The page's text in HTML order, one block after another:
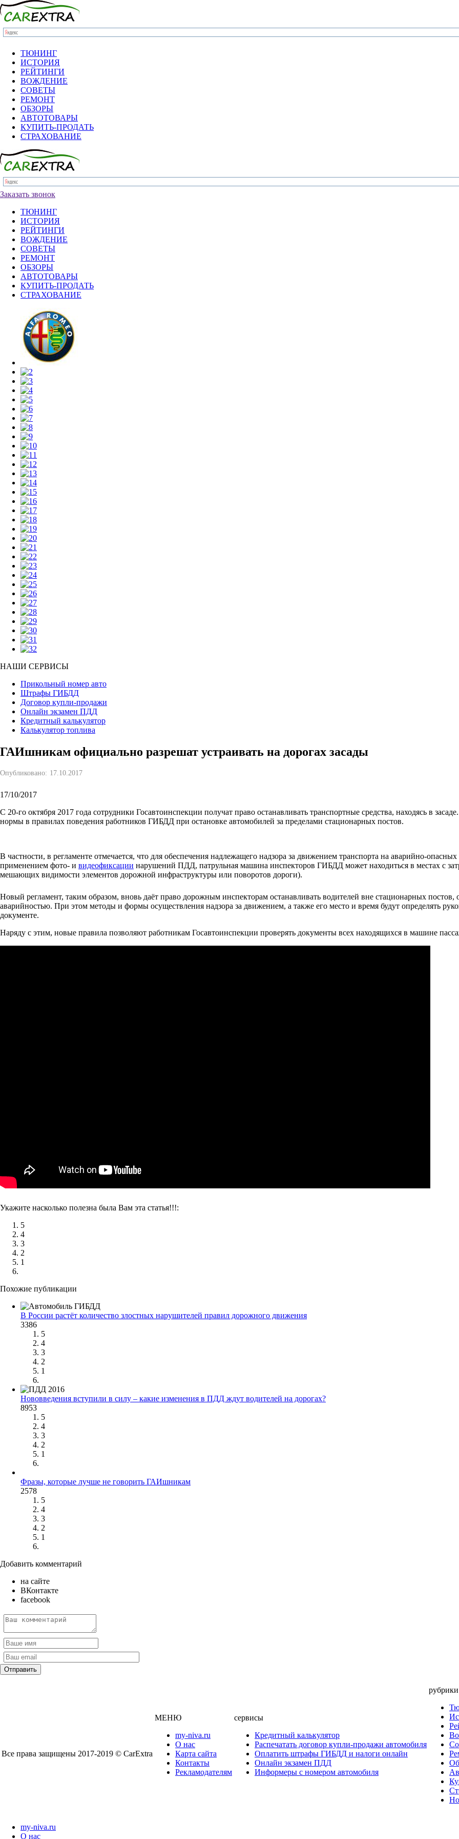
ТЮНИНГ
ИСТОРИЯ
РЕЙТИНГИ
ВОЖДЕНИЕ
СОВЕТЫ
РЕМОНТ
ОБЗОРЫ
АВТОТОВАРЫ
КУПИТЬ-ПРОДАТЬ
СТРАХОВАНИЕ
Заказать звонок
ТЮНИНГ
ИСТОРИЯ
РЕЙТИНГИ
ВОЖДЕНИЕ
СОВЕТЫ
РЕМОНТ
ОБЗОРЫ
АВТОТОВАРЫ
КУПИТЬ-ПРОДАТЬ
СТРАХОВАНИЕ
НАШИ СЕРВИСЫ
Прикольный номер авто
Штрафы ГИБДД
Договор купли-продажи
Онлайн экзамен ПДД
Кредитный калькулятор
Калькулятор топлива
ГАИшникам официально разрешат устраивать на дорогах засады
Опубликовано: 17.10.2017
17/10/2017
С 20-го октября 2017 года сотрудники Госавтоинспекции получат право останавливать транспортные средства, находясь в
нормы в правилах поведения работников ГИБДД при остановке автомобилей за пределами стационарных постов.
В частности, в регламенте отмечается, что для обеспечения надлежащего надзора за движением транспорта на аварийно-
применением фото- и видеофиксации нарушений ПДД, патрульная машина инспекторов ГИБДД может находиться в местах с
мешающих видимости элементов дорожной инфраструктуры или поворотов дороги).
Новый регламент, таким образом, вновь даёт право дорожным инспекторам останавливать водителей вне стационарных постов,
аварийностью. При этом методы и формы осуществления надзора за движением, а также его место и время будут определять
документе.
Наряду с этим, новые правила позволяют работникам Госавтоинспекции проверять документы всех находящихся в машине
Укажите насколько полезна была Вам эта статья!!!:
5
4
3
2
1
Похожие публикации
В России растёт количество злостных нарушителей правил дорожного движения
3386
5
4
3
2
1
Нововведения вступили в силу – какие изменения в ПДД ждут водителей на дорогах?
8953
5
4
3
2
1
Фразы, которые лучше не говорить ГАИшникам
2578
5
4
3
2
1
Добавить комментарий
на сайте
ВКонтакте
facebook
Все права защищены 2017-2019 © CarExtra
МЕНЮ
my-niva.ru
О нас
Карта сайта
Контакты
Рекламодателям
сервисы
Кредитный калькулятор
Распечатать договор купли-продажи автомобиля
Оплатить штрафы ГИБДД и налоги онлайн
Онлайн экзамен ПДД
Информеры с номером автомобиля
рубрики
my-niva.ru
О нас